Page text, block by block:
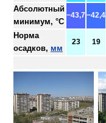
Абсолютный
минимум, °C
−43,7−42,4
Норма
осадков, мм
23 19